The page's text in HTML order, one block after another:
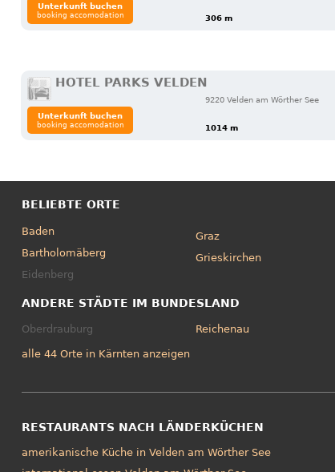
306 m
Unterkunft buchen
booking accomodation
HOTEL PARKS VELDEN
9220 Velden am Wörther See
1014 m
Unterkunft buchen
booking accomodation
BELIEBTE ORTE
Baden
Bartholomäberg
Eidenberg
Graz
Grieskirchen
ANDERE STÄDTE IM BUNDESLAND
Oberdrauburg Reichenau
alle 44 Orte in Kärnten anzeigen
RESTAURANTS NACH LÄNDERKÜCHEN
amerikanische Küche in Velden am Wörther See